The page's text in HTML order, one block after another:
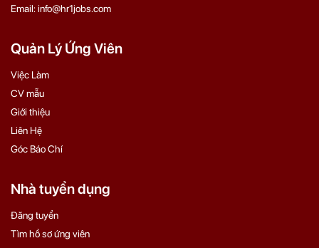
Email: info@hr1jobs.com
Quản Lý Ứng Viên
Việc Làm
CV mẫu
Giới thiệu
Liên Hệ
Góc Báo Chí
Nhà tuyển dụng
Đăng tuyển
Tìm hồ sơ ứng viên